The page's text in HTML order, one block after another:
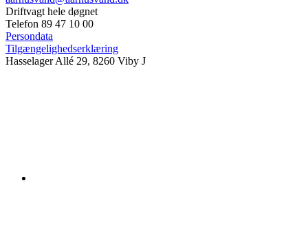
Driftvagt hele døgnet
Telefon 89 47 10 00
Persondata
Tilgængelighedserklæring
Hasselager Allé 29, 8260 Viby J